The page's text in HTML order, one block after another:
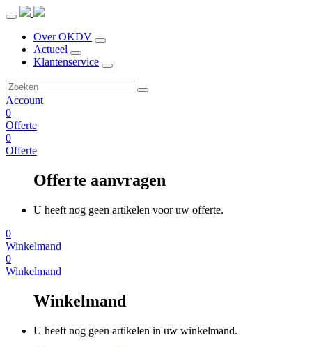
Over OKDV
Actueel
Klantenservice
Account
0
Offerte
0
Offerte
Offerte aanvragen
U heeft nog geen artikelen voor uw offerte.
0
Winkelmand
0
Winkelmand
Winkelmand
U heeft nog geen artikelen in uw winkelmand.